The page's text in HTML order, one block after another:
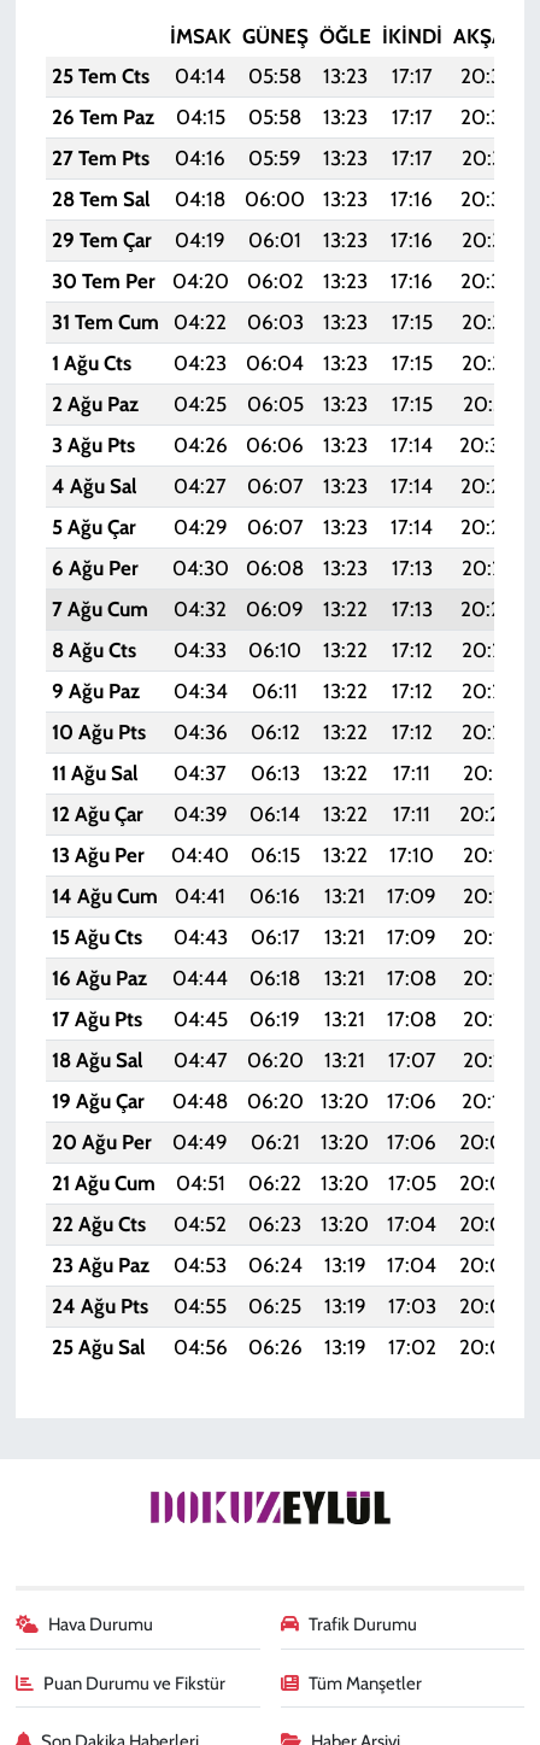
İMSAK GÜNEŞ ÖĞLE İKINDI AKŞAM
25 Tem Cts
04:14 05:58 13:23 17:17 20:39
26 Tem Paz
04:15 05:58 13:23 17:17 20:38
27 Tem Pts
04:16 05:59 13:23 17:17 20:37
28 Tem Sal
04:18 06:00 13:23 17:16 20:36
29 Tem Çar
04:19 06:01 13:23 17:16 20:35
30 Tem Per
04:20 06:02 13:23 17:16 20:34
31 Tem Cum
04:22 06:03 13:23 17:15 20:33
1 Ağu Cts
04:23 06:04 13:23 17:15 20:32
2 Ağu Paz
04:25 06:05 13:23 17:15 20:31
3 Ağu Pts
04:26 06:06 13:23 17:14 20:30
4 Ağu Sal
04:27 06:07 13:23 17:14 20:29
5 Ağu Çar
04:29 06:07 13:23 17:14 20:28
6 Ağu Per
04:30 06:08 13:23 17:13 20:27
7 Ağu Cum
04:32 06:09 13:22 17:13 20:26
8 Ağu Cts
04:33 06:10 13:22 17:12 20:25
9 Ağu Paz
04:34 06:11 13:22 17:12 20:23
10 Ağu Pts
04:36 06:12 13:22 17:12 20:22
11 Ağu Sal
04:37 06:13 13:22 17:11 20:21
12 Ağu Çar
04:39 06:14 13:22 17:11 20:20
13 Ağu Per
04:40 06:15 13:22 17:10 20:18
14 Ağu Cum
04:41 06:16 13:21 17:09 20:17
15 Ağu Cts
04:43 06:17 13:21 17:09 20:16
16 Ağu Paz
04:44 06:18 13:21 17:08 20:14
17 Ağu Pts
04:45 06:19 13:21 17:08 20:13
18 Ağu Sal
04:47 06:20 13:21 17:07 20:12
19 Ağu Çar
04:48 06:20 13:20 17:06 20:10
20 Ağu Per
04:49 06:21 13:20 17:06 20:09
21 Ağu Cum
04:51 06:22 13:20 17:05 20:07
22 Ağu Cts
04:52 06:23 13:20 17:04 20:06
23 Ağu Paz
04:53 06:24 13:19 17:04 20:05
24 Ağu Pts
04:55 06:25 13:19 17:03 20:03
25 Ağu Sal
04:56 06:26 13:19 17:02 20:02
Hava Durumu Trafik Durumu
Puan Durumu ve Fikstür Tüm Manşetler